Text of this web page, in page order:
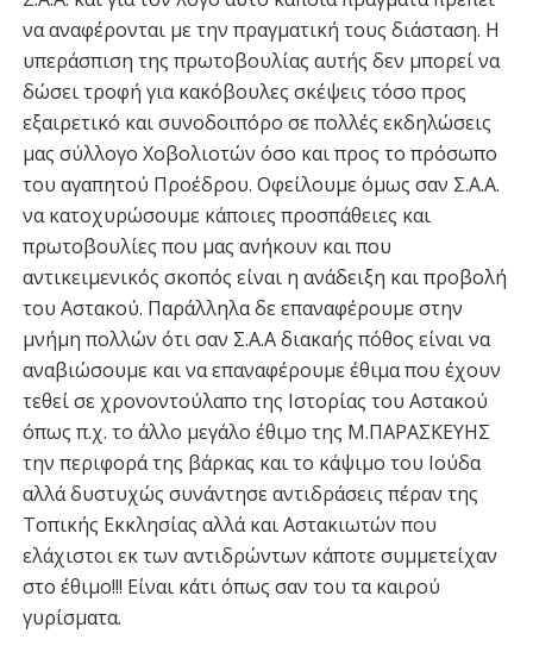
να αναφέρονται με την πραγματική τους διάσταση. Η
υπεράσπιση της πρωτοβουλίας αυτής δεν μπορεί να
δώσει τροφή για κακόβουλες σκέψεις τόσο προς
εξαιρετικό και συνοδοιπόρο σε πολλές εκδηλώσεις
μας σύλλογο Χοβολιοτών όσο και προς το πρόσωπο
του αγαπητού Προέδρου. Οφείλουμε όμως σαν Σ.Α.Α.
να κατοχυρώσουμε κάποιες προσπάθειες και
πρωτοβουλίες που μας ανήκουν και που
αντικειμενικός σκοπός είναι η ανάδειξη και προβολή
του Αστακού. Παράλληλα δε επαναφέρουμε στην
μνήμη πολλών ότι σαν Σ.Α.Α διακαής πόθος είναι να
αναβιώσουμε και να επαναφέρουμε έθιμα που έχουν
τεθεί σε χρονοντούλαπο της Ιστορίας του Αστακού
όπως π.χ. το άλλο μεγάλο έθιμο της Μ.ΠΑΡΑΣΚΕΥΗΣ
την περιφορά της βάρκας και το κάψιμο του Ιούδα
αλλά δυστυχώς συνάντησε αντιδράσεις πέραν της
Τοπικής Εκκλησίας αλλά και Αστακιωτών που
ελάχιστοι εκ των αντιδρώντων κάποτε συμμετείχαν
στο έθιμο!!! Είναι κάτι όπως σαν του τα καιρού
γυρίσματα.